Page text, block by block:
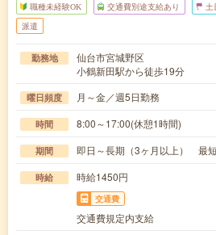
職種未経験OK 交通費別途支給あり 土
派遣
勤務地
仙台市宮城野区
小鶴新田駅から徒歩19分
曜日頻度 月～金／週5日勤務
時間 8:00～17:00(休憩1時間)
期間 即日～長期（3ヶ月以上） 最
時給 時給1450円
交通費
交通費規定内支給